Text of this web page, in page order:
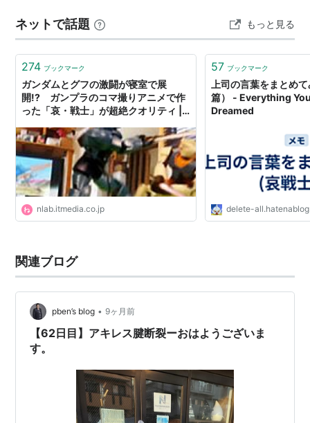
独立を宣言。そのジオン公国と地球連邦軍の戦いを描い
たストーリーで、「哀・戦士編」は地球での戦いを描い
たパートで…
ネットで話題 もっと見る
274 ブックマーク
ガンダムとグフの激闘が寝室で展
開!? ガンプラのコマ撮りアニメで作
った「哀・戦士」が超絶クオリティ |
nlab.itmedia.co.jp
57 ブックマーク
上司の言葉をまとめ
篇） - Everything
Dreamed
delete-
関連ブログ
pben’s blog • 9ヶ月前
【62日目】アキレス腱断裂ーおはようございま
す。